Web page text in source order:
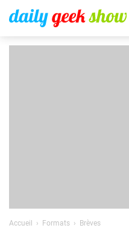
Accueil Formats
Brèves